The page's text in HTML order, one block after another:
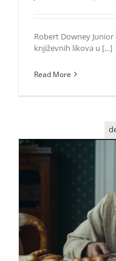
Robert Downey
književnih likova u [...]
Read More
Miloš Biković u